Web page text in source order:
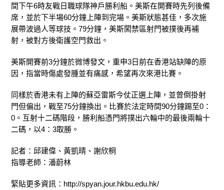
間下午6時友戰日職球隊神戶勝利船。美斯在開賽時先列後備
席，並於下半場60分鐘上陣到完場。美斯狀態甚佳，多次施
展帶波過人等球技。79分鐘，美斯闖禁區射門被撲後再補
射，被對方後衛護空門救出。
美斯開賽前3分鐘於微博發文，重申3日前在香港站缺陣的原
因，指當時傷處發腫並有痛感，希望再次來港比賽。
同樣於香港未有上陣的蘇亞雷斯今仗正選上陣，並曾倒掛射
門但偏出，戰至75分鐘換出。比賽於法定時間90分鐘踢至0：
0。互射十二碼階段，勝利船憑門將撲出六輪中的最後兩輪十
二碼，以4：3取勝。
記者：邱建偉、黃凱晴、謝欣桐
指導老師：潘蔚林
緊貼更多資訊：http://spyan.jour.hkbu.edu.hk/